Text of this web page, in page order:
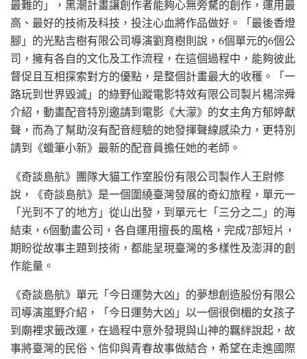
最難的」，黑潮計畫讓創作者能夠心無旁騖的創作，運用最
高、最好的技術及科技，投注心血將作品做好。「最後香燈
腳」的光點吉樹有限公司導演劉育樹則說，6個單元的6個公
司，擁有各自的文化及工作流程，在這個過程中，能夠彼此
督促且互相探索對方的優點，是整個計畫最大的收穫。「一
路玩到世界毀滅」的綠野仙蹤電影特效有限公司製片楊淙舜
介紹，動畫配音特別邀請到電影《大濛》的女主角方郁婷獻
聲，而為了幫助沒有配音經驗的她發揮聲線感染力，更特別
請到《蠟筆小新》最新的配音員擔任她的老師。
《奇談島航》團隊大貓工作室股份有限公司製作人王尉修
說，《奇談島航》是一個圍繞臺灣發展的奇幻旅程，單元一
「光到不了的地方」從山出發，到單元七「三分之二」的海
結束，6個動畫公司，各自運用擅長的風格，完成7部短片，
期盼從故事主題到技術，都能呈現臺灣的多樣性及澎湃的創
作能量。
《奇談島航》單元「今日運勢大凶」的夢想創造股份有限公
司導演嵐野介紹，「今日運勢大凶」以一個很倒楣的女孩子
到廟裡求籤改運，在過程中意外發現與山神的羈絆說起，故
事將臺灣的民俗、信仰與青春故事做結合，希望在走進國際